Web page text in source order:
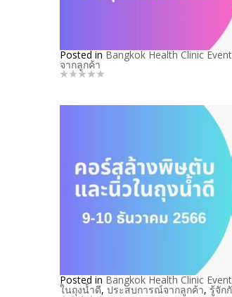
Posted inBangkok Health Clinic
จากลูกค้า
Posted inBangkok Health Clinic
ในถุงน้ำดี, ประสบการณ์จากลูกค้า, รู้จัก